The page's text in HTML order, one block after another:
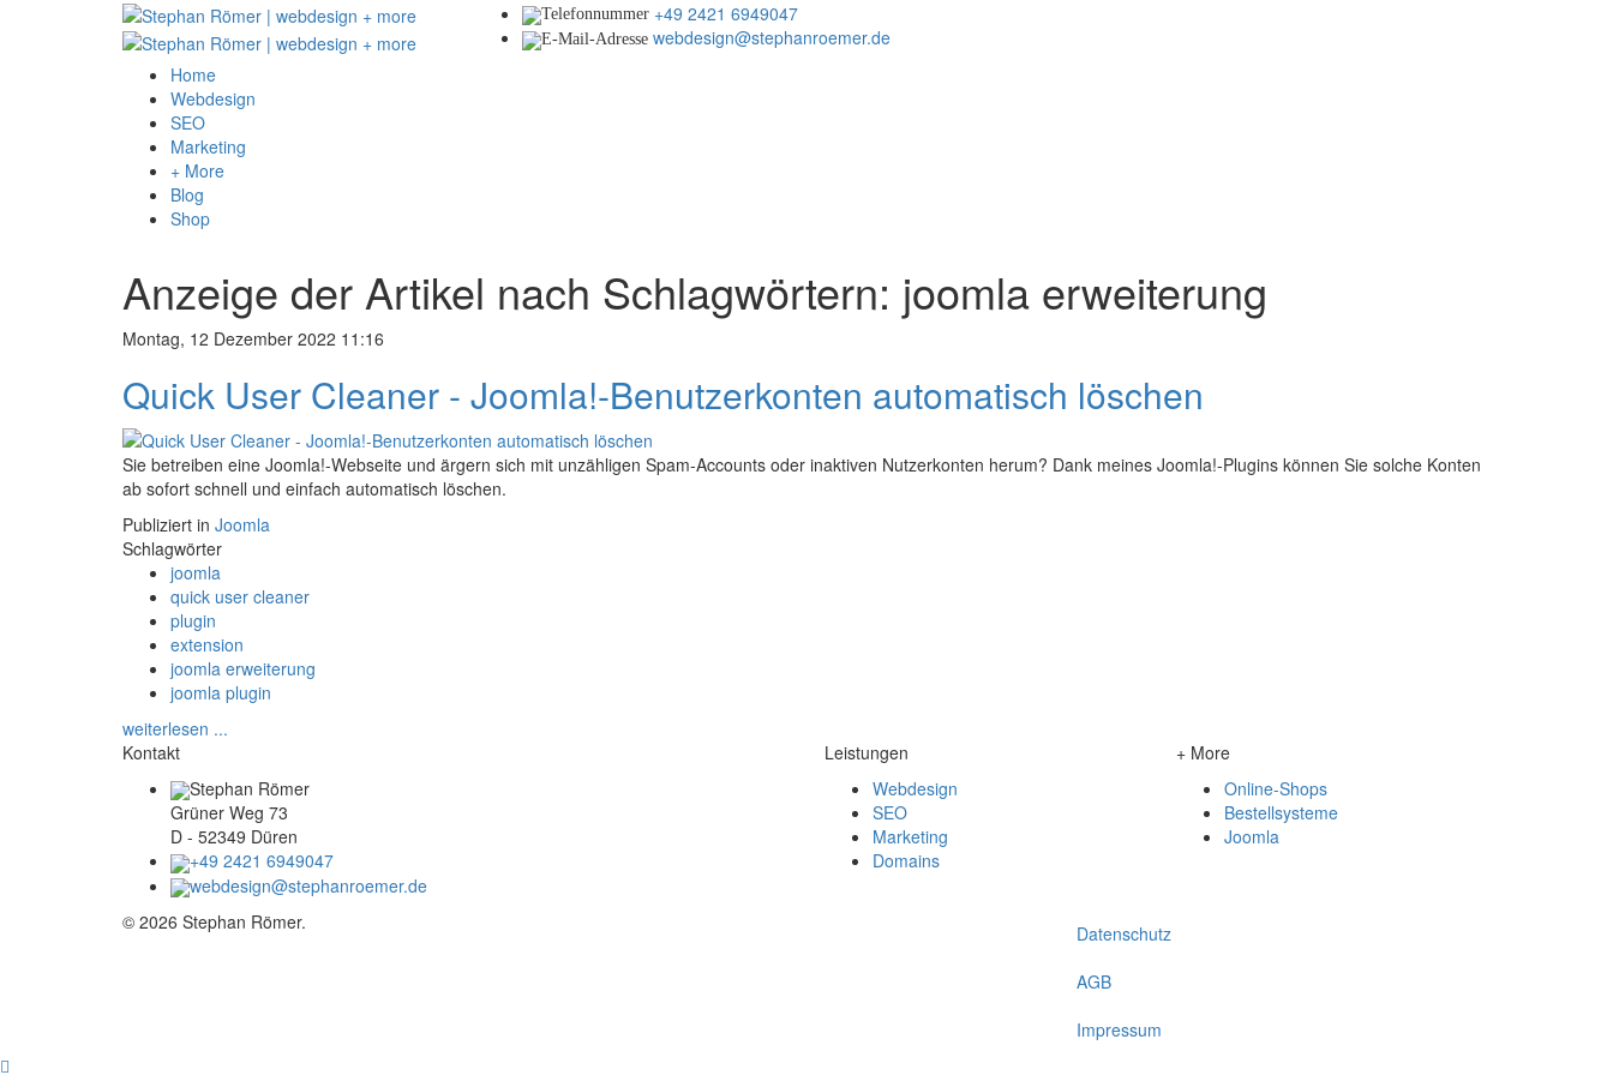
+49 2421 6949047
webdesign@stephanroemer.de
Home
Webdesign
SEO
Marketing
+ More
Blog
Shop
Anzeige der Artikel nach Schlagwörtern: joomla erweiterung
Montag, 12 Dezember 2022 11:16
Quick User Cleaner - Joomla!-Benutzerkonten automatisch löschen
Sie betreiben eine Joomla!-Webseite und ärgern sich mit unzähligen Spam-Accounts oder inaktiven Nutzerkonten herum? Dank meines Joomla!-Plugins können Sie solche Konten
ab sofort schnell und einfach automatisch löschen.
Publiziert in Joomla
Schlagwörter
joomla
quick user cleaner
plugin
extension
joomla erweiterung
joomla plugin
weiterlesen ...
Kontakt
Stephan Römer
Grüner Weg 73
D - 52349 Düren
+49 2421 6949047
webdesign@stephanroemer.de
Leistungen
Webdesign
SEO
Marketing
Domains
+ More
Online-Shops
Bestellsysteme
Joomla
© 2026 Stephan Römer.
Datenschutz
AGB
Impressum